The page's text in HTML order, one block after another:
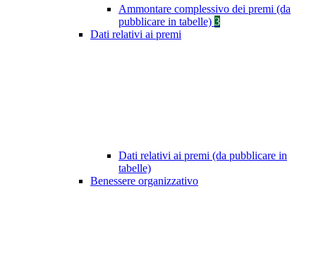
Ammontare complessivo dei premi (da
pubblicare in tabelle) 3
Dati relativi ai premi
Dati relativi ai premi (da pubblicare in
tabelle)
Benessere organizzativo